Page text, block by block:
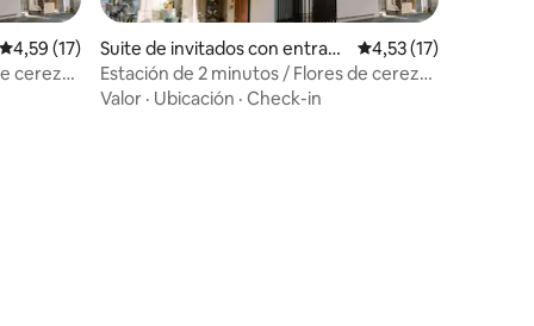
Calificación promedio: 4,59 de 5. 17 evaluaciones
4,59 (17)
cerezo
Suite de invitados con entrada
independiente en Nakano-ku
Calificación
4,53 (17)
Estación de 2 minutos / Flores de cerezo
/ 4 personas
Valor · Ubicación · Check-in